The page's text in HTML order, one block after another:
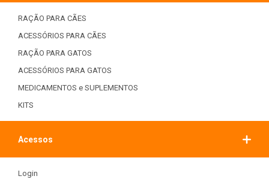
RAÇÃO PARA CÃES
ACESSÓRIOS PARA CÃES
RAÇÃO PARA GATOS
ACESSÓRIOS PARA GATOS
MEDICAMENTOS e SUPLEMENTOS
KITS
Acessos
Login